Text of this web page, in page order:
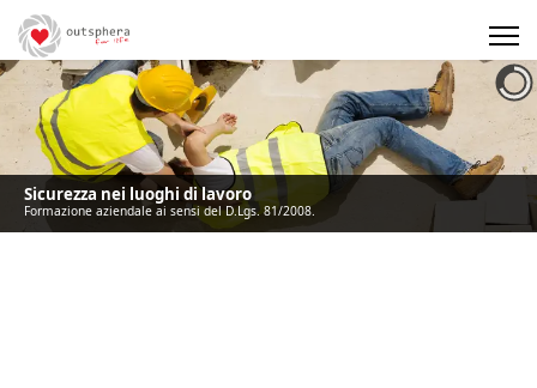
Sicurezza nei luoghi di lavoro
Formazione aziendale ai sensi del D.Lgs. 81/2008.